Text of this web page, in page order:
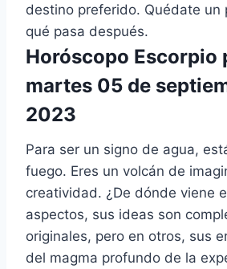
destino preferido. Quédate un
qué pasa después.
Horóscopo Escorpio
martes 05 de
2023
Para ser un signo de agua,
fuego. Eres un volcán de
creatividad. ¿De dónde viene
aspectos, sus ideas son
originales, pero en otros, sus
del magma profundo de la